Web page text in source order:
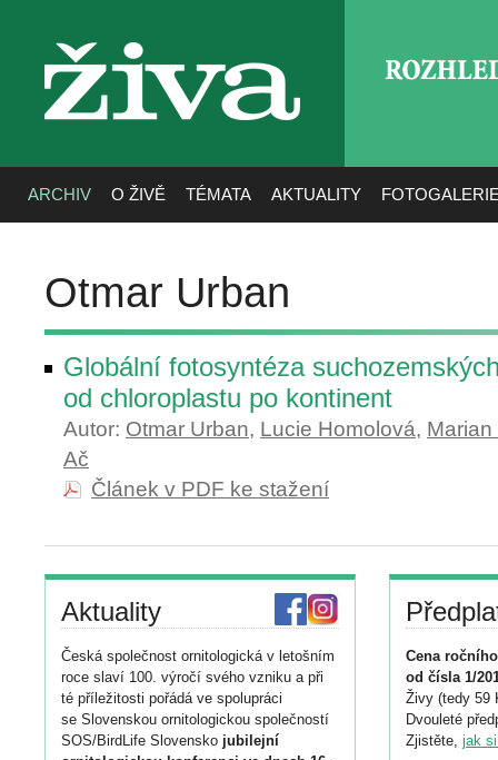
živa
ARCHIV O ŽIVĚ TÉMATA AKTUALITY
Otmar Urban
Globální fotosyntéza
od chloroplastu po kontinent
Autor: Otmar Urban, Lucie Homolová,
Ač
Článek v PDF ke stažení
Aktuality
Česká společnost ornitologická v letošním
roce slaví 100. výročí svého vzniku a při
té příležitosti pořádá ve spolupráci
se Slovenskou ornitologickou společností
SOS/BirdLife Slovensko jubilejní
Cena
od čísla 1/
Živy (tedy 59
Dvouleté
Zjistěte, jak